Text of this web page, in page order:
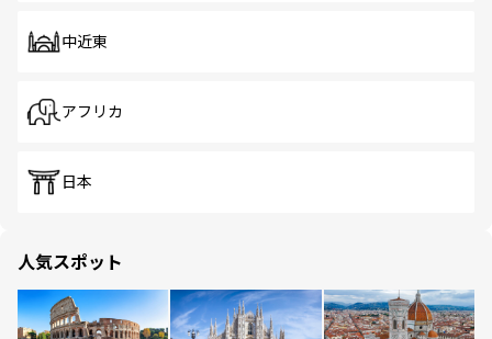
中近東
アフリカ
日本
人気スポット